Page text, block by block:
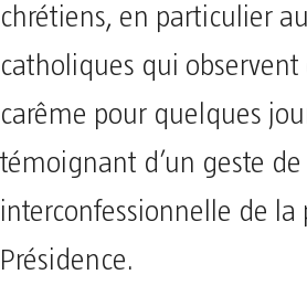
chrétiens, en particulier
catholiques qui observent
carême pour quelques
témoignant d’un geste
interconfessionnelle de la
Présidence.